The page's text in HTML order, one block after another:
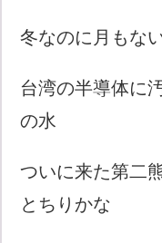
冬なのに月もな
台湾の半導体に
の水
ついに来た第二
とちりかな